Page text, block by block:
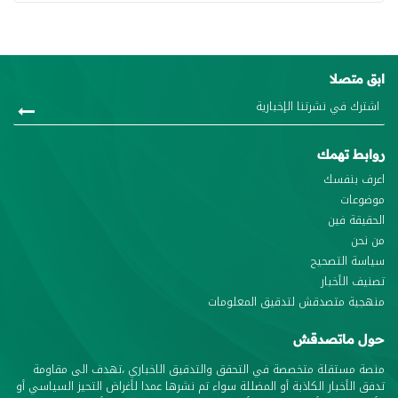
ابق متصلا
روابط تهمك
اعرف بنفسك
موضوعات
الحقيقة فين
من نحن
سياسة التصحيح
تصنيف الأخبار
منهجية متصدقش لتدقيق المعلومات
حول ماتصدقش
منصة مستقلة متخصصة في التحقق والتدقيق الاخباري ،تهدف الى مقاومة
تدفق الأخبار الكاذبة أو المضللة سواء تم نشرها عمدا لأغراض التحيز السياسي أو